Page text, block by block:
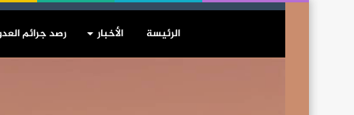
الرئيسة الأخبار رصد جرائم